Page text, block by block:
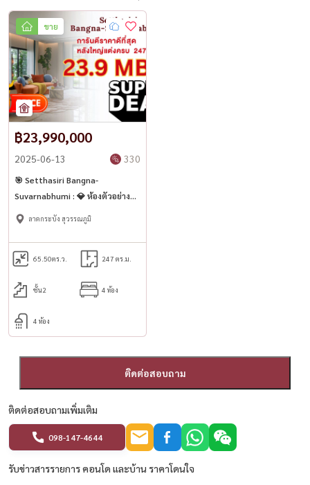
ขาย
฿23,990,000
2025-06-13 330
🎯 Setthasiri Bangna-
Suvarnabhumi : 💎 ห้องตัวอย่าง
การันตี ดีลดีที่สุด พร้อมอยู่ทันที!
ลาดกระบัง สุวรรณภูมิ
65.50ตร.ว. 247 ตร.ม.
ชั้น2 4 ห้อง
4 ห้อง
ติดต่อสอบถาม
ติดต่อสอบถามเพิ่มเติม
098-147-4644
รับข่าวสารรายการ คอนโด และบ้าน ราคาโดนใจ